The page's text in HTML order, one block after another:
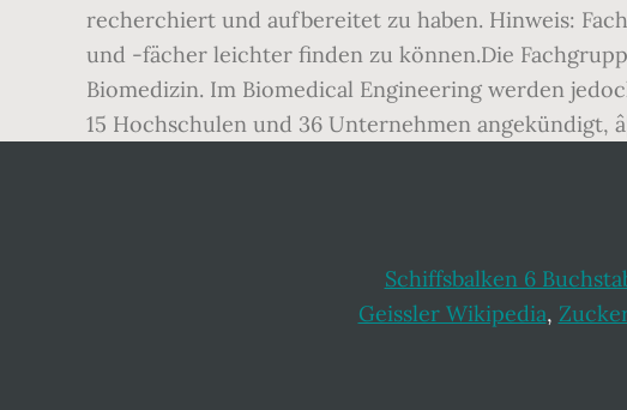
recherchiert und aufbereitet zu haben. Hinweis:
und -fächer leichter finden zu können.Die
Biomedizin. Im Biomedical Engineering werden
15 Hochschulen und 36 Unternehmen angekündigt,
Schiffsbalken 6
Geissler Wikipedia,